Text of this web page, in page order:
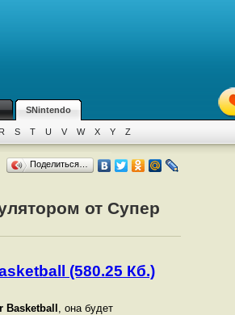
SNintendo
S T U V W X Y Z
Поделиться…
от Супер
(580.25 Кб.)
Basketball , она будет